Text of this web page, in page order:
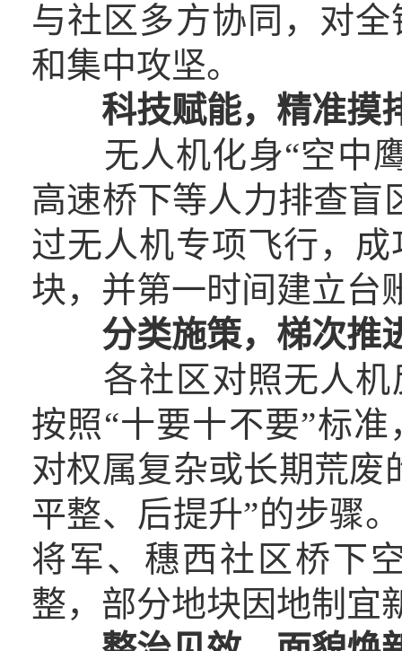
与社区多方协同，对
和集中攻坚。
科技赋能，精准摸
无人机化身“空中鹰
高速桥下等人力排查盲
过无人机专项飞行，
块，并第一时间建立台
分类施策，梯次推
各社区对照无人机
按照“十要十不要”标
对权属复杂或长期荒废
平整、后提升”的步骤
将军、穗西社区桥下
整，部分地块因地制宜